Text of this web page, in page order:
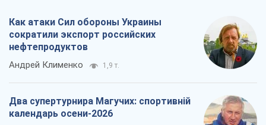
Как атаки Сил обороны Украины
сократили экспорт российских
нефтепродуктов
Андрей Клименко 1,9 т.
Два супертурнира Магучих: спортивній
календарь осени-2026